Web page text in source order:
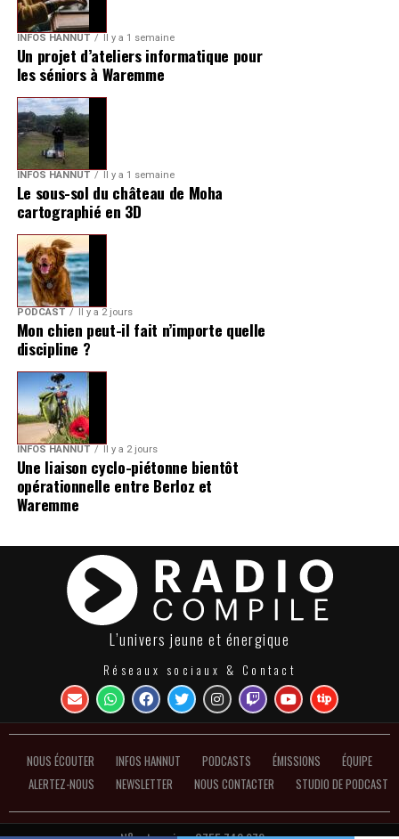
INFOS HANNUT Il y a 1 semaine
Un projet d’ateliers informatique pour
les séniors à Waremme
INFOS HANNUT Il y a 1 semaine
Le sous-sol du château de Moha
cartographié en 3D
PODCAST Il y a 2 jours
Mon chien peut-il fait n’importe quelle
discipline ?
INFOS HANNUT Il y a 2 jours
Une liaison cyclo-piétonne bientôt
opérationnelle entre Berloz et
Waremme
L’univers jeune et énergique
Réseaux sociaux & Contact
NOUS ÉCOUTER INFOS HANNUT PODCASTS ÉMISSIONS
ÉQUIPE
ALERTEZ-NOUS
NEWSLETTER NOUS CONTACTER STUDIO DE PODCAST